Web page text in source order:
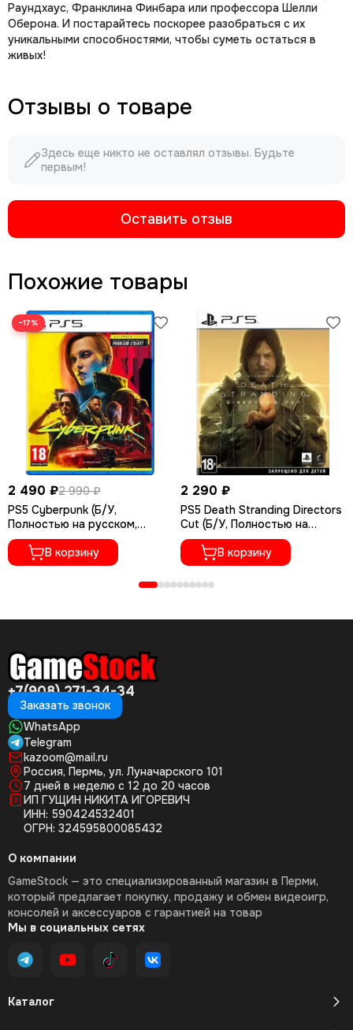
Раундхаус, Франклина Финбара или профессора Шелли
Оберона. И постарайтесь поскорее разобраться с их
уникальными способностями, чтобы суметь остаться в
живых!
Отзывы о товаре
Здесь еще никто не оставлял отзывы. Будьте
первым!
Оставить отзыв
Похожие товары
−17%
2 490 ₽2 990 ₽
PS5 Cyberpunk (Б/У,
Полностью на русском,
PPSA-04027)
В корзину
2 290 ₽
PS5 Death Stranding Directors
Cut (Б/У, Полностью на
русском языке, PPSA-01968)
В корзину
+7(908) 271-34-34
Заказать звонок
WhatsApp
Telegram
kazoom@mail.ru
Россия, Пермь, ул. Луначарского 101
7 дней в неделю с 12 до 20 часов
ИП ГУЩИН НИКИТА ИГОРЕВИЧ
ИНН: 590424532401
ОГРН: 324595800085432
Каталог
О компании
GameStock — это специализированный магазин в Перми,
который предлагает покупку, продажу и обмен видеоигр,
консолей и аксессуаров с гарантией на товар
Мы в социальных сетях